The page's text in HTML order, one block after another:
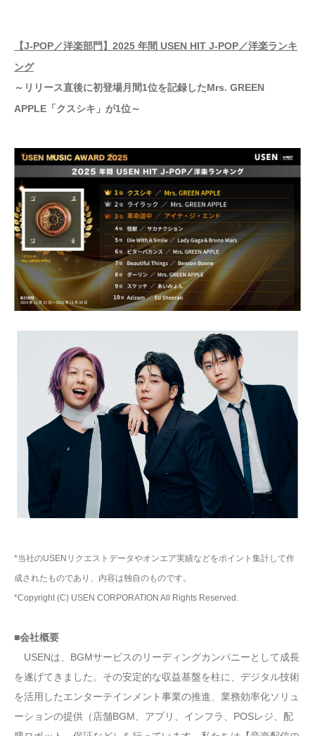
【J-POP／洋楽部門】2025 年間 USEN HIT J-POP／洋楽ランキ
ング
～リリース直後に初登場月間1位を記録したMrs. GREEN
APPLE「クスシキ」が1位～
*当社のUSENリクエストデータやオンエア実績などをポイント集計して作
成されたものであり、内容は独自のものです。
*Copyright (C) USEN CORPORATION All Rights Reserved.
■会社概要
USENは、BGMサービスのリーディングカンパニーとして成長
を遂げてきました。その安定的な収益基盤を柱に、デジタル技術
を活用したエンターテインメント事業の推進、業務効率化ソリュ
ーションの提供（店舗BGM、アプリ、インフラ、POSレジ、配